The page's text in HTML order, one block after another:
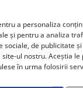
a personaliza
și pentru a analiza
sociale, de publicitate
ul nostru. Aceștia
în urma folosirii
riscului
Clientului